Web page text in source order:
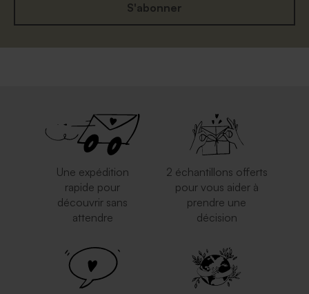
S'abonner
Une expédition
rapide pour
découvrir sans
attendre
2 échantillons offerts
pour vous aider à
prendre une
décision